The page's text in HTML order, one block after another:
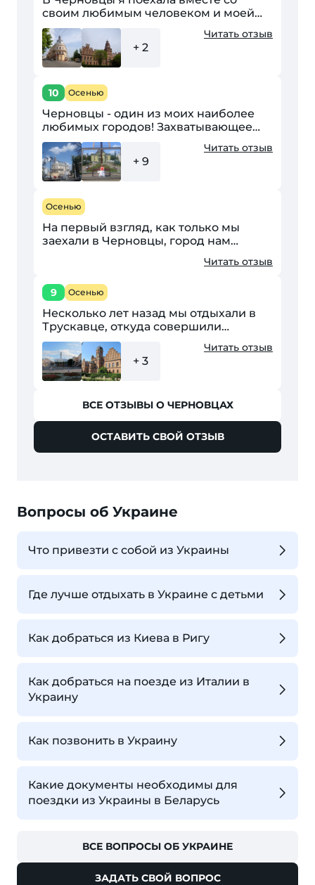
своим любимым человеком и моей
мамой, посмотреть город. Много я
была наслышана о Черновцах, но к
своему стыду ни разу там...
+ 2
Читать отзыв
10 Осенью
Черновцы - один из моих наиболее
любимых городов! Захватывающее
путешествие в этот город я не забуду
никогда! Черновцы не зря ещё
называют «маленьким...
+ 9
Читать отзыв
Осенью
На первый взгляд, как только мы
заехали в Черновцы, город нам
Но первое впечатление оказалось
Читать отзыв
9 Осенью
Несколько лет назад мы отдыхали в
Трускавце, откуда совершили
несколько поездок по Западной
Украине. Побывали во Львове, Ивано-
Франковске, Ужгороде...
+ 3
Читать отзыв
ВСЕ ОТЗЫВЫ О ЧЕРНОВЦАХ
ОСТАВИТЬ СВОЙ ОТЗЫВ
Вопросы об Украине
Что привезти с собой из Украины
Где лучше отдыхать в Украине с детьми
Как добраться из Киева в Ригу
Как добраться на поезде из Италии в
Украину
Как позвонить в Украину
Какие документы необходимы для
поездки из Украины в Беларусь
ВСЕ ВОПРОСЫ ОБ УКРАИНЕ
ЗАДАТЬ СВОЙ ВОПРОС